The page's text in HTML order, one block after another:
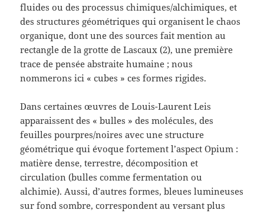
fluides ou des processus chimiques/alchimiques, et
des structures géométriques qui organisent le chaos
organique, dont une des sources fait mention au
rectangle de la grotte de Lascaux (2), une première
trace de pensée abstraite humaine ; nous
nommerons ici « cubes » ces formes rigides.
Dans certaines œuvres de Louis-Laurent Leis
apparaissent des « bulles » des molécules, des
feuilles pourpres/noires avec une structure
géométrique qui évoque fortement l’aspect Opium :
matière dense, terrestre, décomposition et
circulation (bulles comme fermentation ou
alchimie). Aussi, d’autres formes, bleues lumineuses
sur fond sombre, correspondent au versant plus